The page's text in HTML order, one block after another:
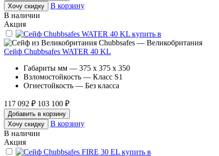
Хочу скидку
В корзину
В наличии
Акция
Chubbsafes — Великобритания
Сейф Chubbsafes WATER 40 KL
Габариты мм — 375 x 375 x 350
Взломостойкость — Класс S1
Огнестойкость — Без класса
117 092 ₽ 103 100 ₽
Добавить в корзину
Хочу скидку
В корзину
В наличии
Акция